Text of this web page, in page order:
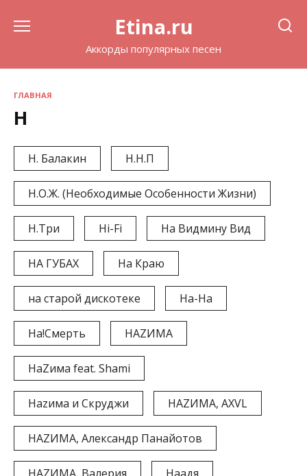
Etina.ru
Аккорды популярных песен
ГЛАВНАЯ
Н
Н. Балакин Н.Н.П
Н.О.Ж. (Необходимые Особенности Жизни)
Н.Три Нi-Fi На Видмину Вид
НА ГУБАХ На Краю
на старой дискотеке На-На
На!Смерть НАZИМА
НаZима feat. Shami
Наzима и Скруджи НАZИМА, AXVL
НАZИМА, Александр Панайотов